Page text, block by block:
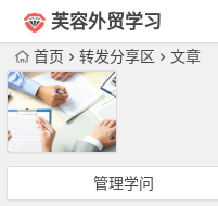
芙容外贸学习
首页 转发分享区 文章
管理学问